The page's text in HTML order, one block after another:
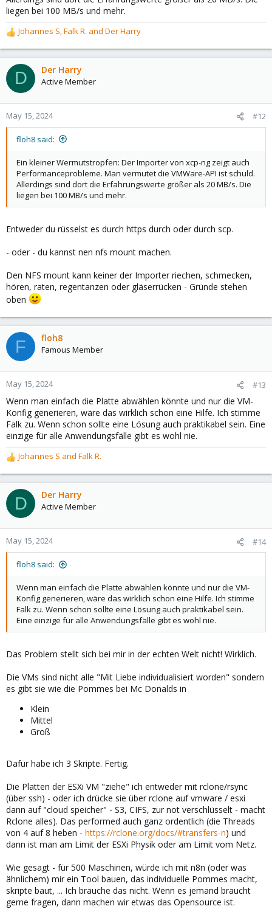
liegen bei 100 MB/s und mehr.
R
e
a
c
t
o
n
Johannes S,Falk R. and Der Harry
D Der Harry
Active Member
May 15, 2024 #12
floh8 said:
Ein kleiner Wermutstropfen: Der Importer von xcp-ng zeigt auch
Performanceprobleme. Man vermutet die VMWare-API ist schuld.
Allerdings sind dort die Erfahrungswerte größer als 20 MB/s. Die
liegen bei 100 MB/s und mehr.
Entweder du rüsselst es durch https durch oder durch scp.
- oder - du kannst nen nfs mount machen.
Den NFS mount kann keiner der Importer riechen, schmecken,
hören, raten, regentanzen oder gläserrücken - Gründe stehen
oben
F floh8
Famous Member
May 15, 2024 #13
Wenn man einfach die Platte abwählen könnte und nur die VM-
Konfig generieren, wäre das wirklich schon eine Hilfe. Ich stimme
Falk zu. Wenn schon sollte eine Lösung auch praktikabel sein. Eine
einzige für alle Anwendungsfälle gibt es wohl nie.
R
e
a
c
t
o
n
Johannes S and Falk R.
D Der Harry
Active Member
May 15, 2024 #14
floh8 said:
Wenn man einfach die Platte abwählen könnte und nur die VM-
Konfig generieren, wäre das wirklich schon eine Hilfe. Ich stimme
Falk zu. Wenn schon sollte eine Lösung auch praktikabel sein.
Eine einzige für alle Anwendungsfälle gibt es wohl nie.
Das Problem stellt sich bei mir in der echten Welt nicht! Wirklich.
Die VMs sind nicht alle "Mit Liebe individualisiert worden" sondern
es gibt sie wie die Pommes bei Mc Donalds in
Klein
Mittel
Groß
Dafür habe ich 3 Skripte. Fertig.
Die Platten der ESXi VM "ziehe" ich entweder mit rclone/rsync
(über ssh) - oder ich drücke sie über rclone auf vmware / esxi
dann auf "cloud speicher" - S3, CIFS, zur not verschlüsselt - macht
Rclone alles). Das performed auch ganz ordentlich (die Threads
von 4 auf 8 heben - https://rclone.org/docs/#transfers-n) und
dann ist man am Limit der ESXi Physik oder am Limit vom Netz.
Wie gesagt - für 500 Maschinen, würde ich mit n8n (oder was
ähnlichem) mir ein Tool bauen, das individuelle Pommes macht,
skripte baut, ... Ich brauche das nicht. Wenn es jemand braucht
gerne fragen, dann machen wir etwas das Opensource ist.